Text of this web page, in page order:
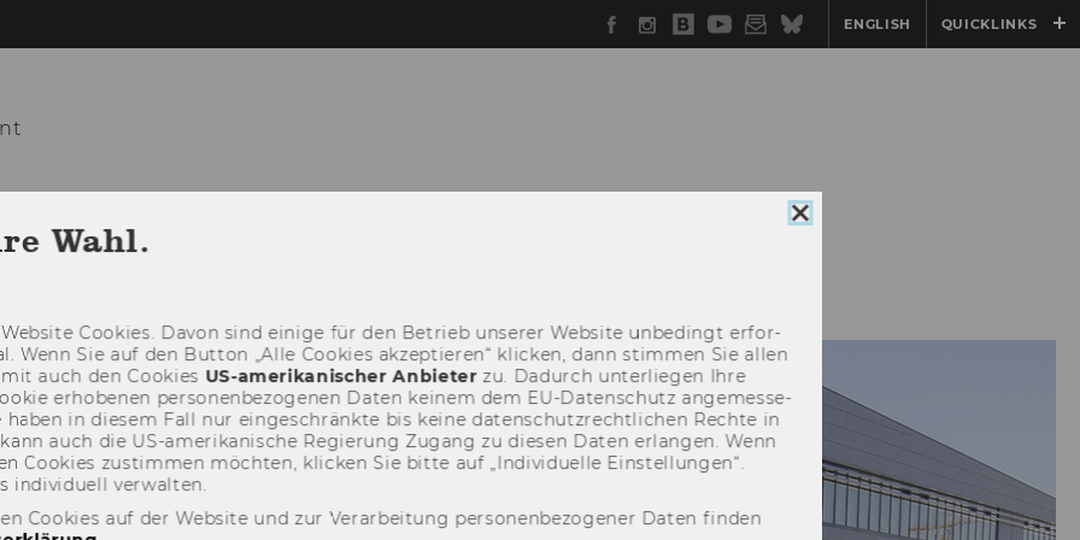
Facebook
Instagram
WU
Blog
YouTube
Newsletter
BlueskyENGLISH QUICKLINKS
LEBENSMITTELVERSCHWENDUNG REDUZIEREN-13-09-2023
Cookie
Wahl.
Coo­kies. Davon sind ei­ni­ge für den Be­trieb un­se­rer Web­site un­be­dingt er­for­
Wenn Sie auf den But­ton „Alle Coo­kies ak­zep­tie­ren“ kli­cken, dann stim­men Sie allen
auch den Coo­kies US-​amerikanischer An­bie­terzu. Da­durch un­ter­lie­gen Ihre
er­ho­be­nen per­so­nen­be­zo­ge­nen Daten kei­nem dem EU-​Datenschutz an­ge­mes­se­
haben in die­sem Fall nur ein­ge­schränk­te bis keine da­ten­schutz­recht­li­chen Rech­te in
auch die US-​amerikanische Re­gie­rung Zu­gang zu die­sen Daten er­lan­gen. Wenn
Coo­kies zu­stim­men möch­ten, kli­cken Sie bitte auf „In­di­vi­du­el­le Ein­stel­lun­gen“.
in­di­vi­du­ell ver­wal­ten.
Cookies auf der Website und zur Verarbeitung personenbezogener Daten finden